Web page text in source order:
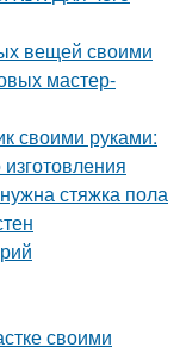
вещей своими
мастер-
своими руками:
стяжка пола
своими